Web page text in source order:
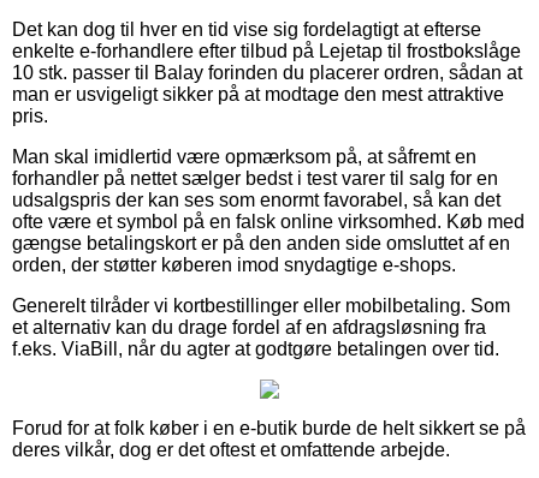
Det kan dog til hver en tid vise sig fordelagtigt at efterse
enkelte e-forhandlere efter tilbud på Lejetap til frostbokslåge
10 stk. passer til Balay forinden du placerer ordren, sådan at
man er usvigeligt sikker på at modtage den mest attraktive
pris.
Man skal imidlertid være opmærksom på, at såfremt en
forhandler på nettet sælger bedst i test varer til salg for en
udsalgspris der kan ses som enormt favorabel, så kan det
ofte være et symbol på en falsk online virksomhed. Køb med
gængse betalingskort er på den anden side omsluttet af en
orden, der støtter køberen imod snydagtige e-shops.
Generelt tilråder vi kortbestillinger eller mobilbetaling. Som
et alternativ kan du drage fordel af en afdragsløsning fra
f.eks. ViaBill, når du agter at godtgøre betalingen over tid.
Forud for at folk køber i en e-butik burde de helt sikkert se på
deres vilkår, dog er det oftest et omfattende arbejde.